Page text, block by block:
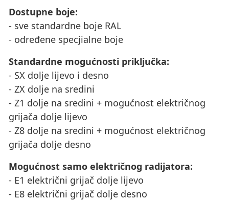
Dostupne boje:
- sve standardne boje RAL
- određene specjialne boje
Standardne mogućnosti priključka:
- SX dolje lijevo i desno
- ZX dolje na sredini
- Z1 dolje na sredini + mogućnost električnog
grijača dolje lijevo
- Z8 dolje na sredini + mogućnost električnog
grijača dolje desno
Mogućnost samo električnog radijatora:
- E1 električni grijač dolje lijevo
- E8 električni grijač dolje desno